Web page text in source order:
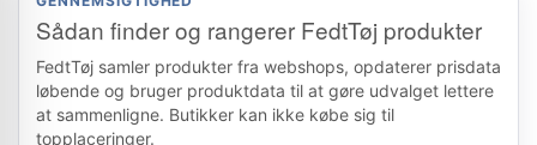
Sådan finder og rangerer FedtTøj produkter
FedtTøj samler produkter fra webshops, opdaterer prisdata
løbende og bruger produktdata til at gøre udvalget lettere
at sammenligne. Butikker kan ikke købe sig til
topplaceringer.